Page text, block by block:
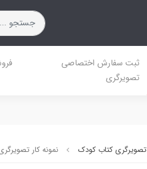
ثبت سفارش اختصاصی
تصویرگری
تصویرگری کتاب کودک نمونه کار